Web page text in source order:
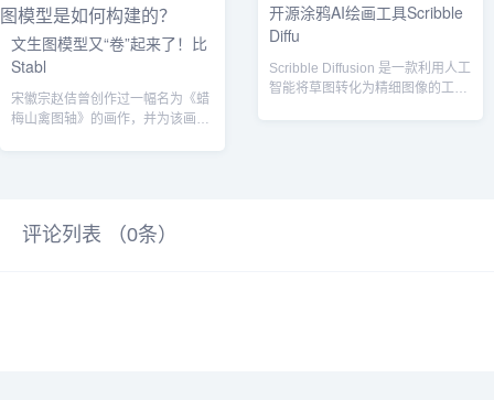
文生图模型又“卷”起来了！比
Stabl
宋徽宗赵佶曾创作过一幅名为《蜡
梅山禽图轴》的画作，并为该画题
开源涂鸦AI绘画工具Scribble
Diffu
Scribble Diffusion 是一款利用人工
智能将草图转化为精细图像的工
评论列表 （0条）